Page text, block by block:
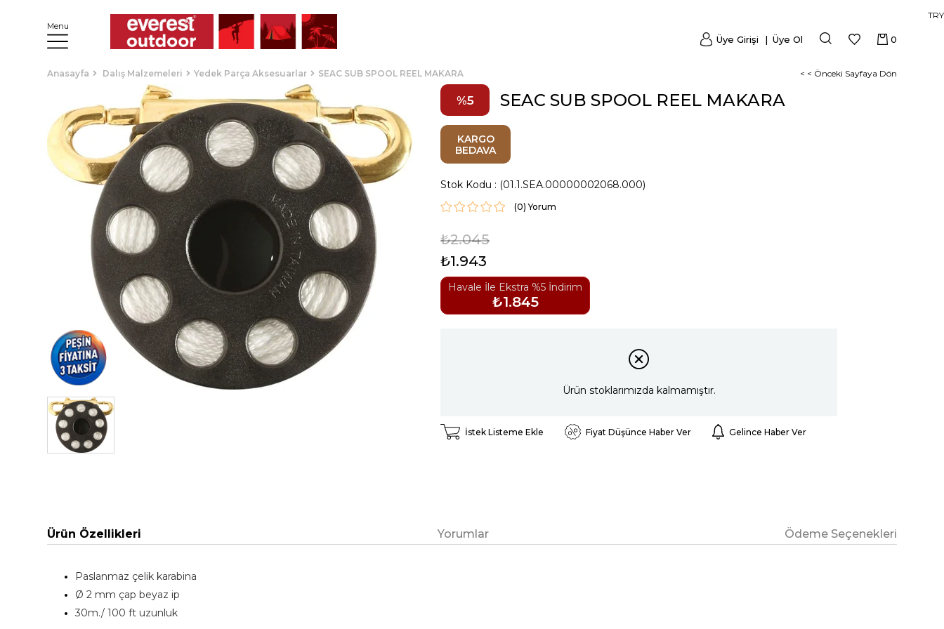
Menu
TRY
0
Üye Girişi Üye Ol
Anasayfa Dalış Malzemeleri Yedek Parça Aksesuarlar SEAC SUB SPOOL REEL MAKARA < < Önceki Sayfaya Dön
5 SEAC SUB SPOOL REEL MAKARA
KARGO
BEDAVA
Stok Kodu (01.1.SEA.00000002068.000)
(0)
₺2.045
₺1.943
Havale İle Ekstra %5 İndirim
₺1.845
Ürün stoklarımızda kalmamıştır.
İstek Listeme Ekle Fiyat Düşünce Haber Ver Gelince Haber Ver
Ürün Özellikleri Yorumlar Ödeme Seçenekleri
Paslanmaz çelik karabina
Ø 2 mm çap beyaz ip
30m./ 100 ft uzunluk